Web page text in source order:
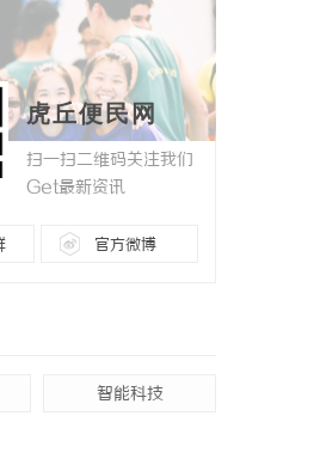
虎丘便民网
扫一扫二维码关注我们
Get最新资讯
官方微博
智能科技